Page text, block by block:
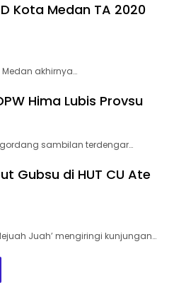
Kota Medan TA 2020
Medan akhirnya…
Hima Lubis Provsu
gordang sambilan terdengar…
Gubsu di HUT CU Ate
Juah’ mengiringi kunjungan…